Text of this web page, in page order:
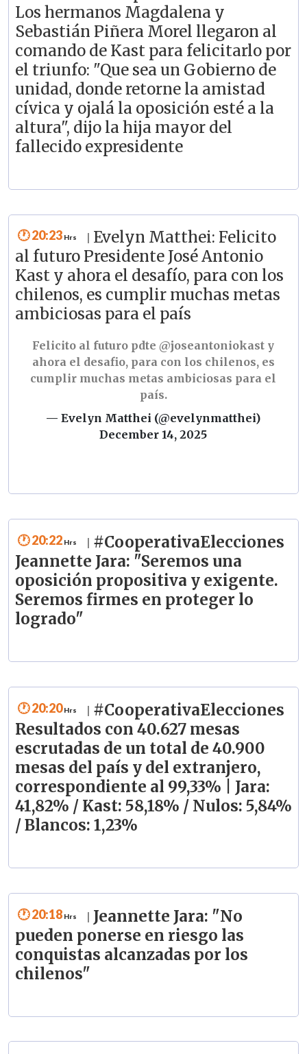
Los hermanos Magdalena y
Sebastián Piñera Morel llegaron al
comando de Kast para felicitarlo por
el triunfo: "Que sea un Gobierno de
unidad, donde retorne la amistad
cívica y ojalá la oposición esté a la
altura", dijo la hija mayor del
fallecido expresidente
20:23
Evelyn Matthei: Felicito
al futuro Presidente José Antonio
Kast y ahora el desafío, para con los
chilenos, es cumplir muchas metas
ambiciosas para el país
Felicito al futuro pdte @joseantoniokast y
ahora el desafio, para con los chilenos, es
cumplir muchas metas ambiciosas para el
país.
— Evelyn Matthei (@evelynmatthei)
December 14, 2025
20:22
#CooperativaElecciones
Jeannette Jara: "Seremos una
oposición propositiva y exigente.
Seremos firmes en proteger lo
logrado"
20:20
#CooperativaElecciones
Resultados con 40.627 mesas
escrutadas de un total de 40.900
mesas del país y del extranjero,
correspondiente al 99,33% | Jara:
41,82% / Kast: 58,18% / Nulos: 5,84%
/ Blancos: 1,23%
20:18
Jeannette Jara: "No
pueden ponerse en riesgo las
conquistas alcanzadas por los
chilenos"